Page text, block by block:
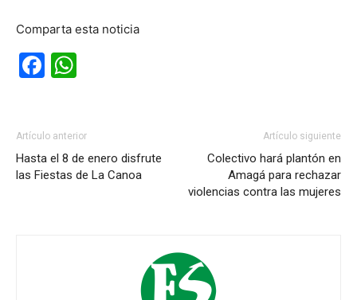
Comparta esta noticia
Facebook
Artículo anterior
Hasta el 8 de enero disfrute
las Fiestas de La Canoa
Artículo siguiente
Colectivo hará plantón en
Amagá para rechazar
violencias contra las mujeres